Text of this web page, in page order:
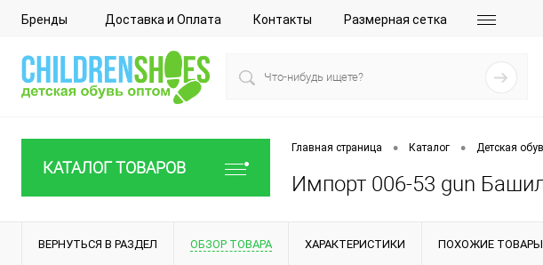
Бренды Доставка и Оплата Контакты Размерная сетка
КАТАЛОГ ТОВАРОВ
Главная страница • Каталог • Детская
Импорт 006-53 gun
ВЕРНУТЬСЯ В РАЗДЕЛ ОБЗОР ТОВАРА ХАРАКТЕРИСТИКИ ПОХОЖИЕ ТОВАРЫ